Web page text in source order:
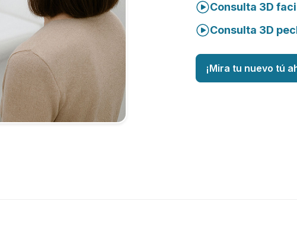
Consulta 3D
Consulta 3D
¡Mira tu nuevo tú